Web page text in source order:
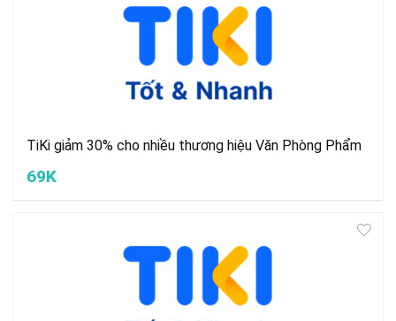
TiKi giảm 30% cho nhiều thương hiệu Văn Phòng Phẩm
69K